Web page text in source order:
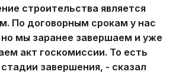
строительства является
По договорным срокам у нас
но мы заранее завершаем и уже
акт госкомиссии. То есть
завершения, - сказал